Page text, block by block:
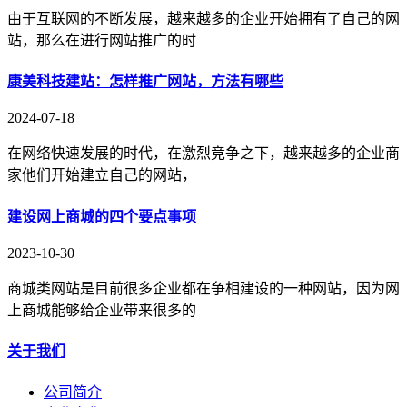
由于互联网的不断发展，越来越多的企业开始拥有了自己的网
站，那么在进行网站推广的时
康美科技建站：怎样推广网站，方法有哪些
2024-07-18
在网络快速发展的时代，在激烈竞争之下，越来越多的企业商
家他们开始建立自己的网站，
建设网上商城的四个要点事项
2023-10-30
商城类网站是目前很多企业都在争相建设的一种网站，因为网
上商城能够给企业带来很多的
关于我们
公司简介